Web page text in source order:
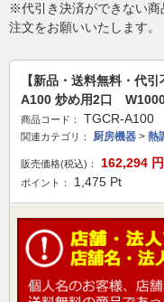
※代引き決済ができない商
注文をお願いいたします。
【新品・送料無料・代
A100 炒め用2口
商品コード： TGCR-A100
関連カテゴリ： 厨房機器 > 熱
販売価格(税込)： 162,294 円
ポイント： 1,475 Pt